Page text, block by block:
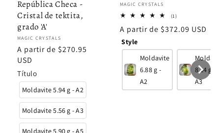
República Checa -
Cristal de tektita,
grado 'A'
Proveedor:
MAGIC CRYSTALS
Precio
habitual
A partir de $270.95
USD
Título
Moldavite 5.94 g - A2
Moldavite 5.56 g - A3
Moldavite 5.90 g - A5
Proveedor:
MAGIC CRYSTALS
(1)1
totales
Precio
habitual
A partir de $372.09 USD
Style
Moldavite
6.88 g -
A2
8.14 g -
A3